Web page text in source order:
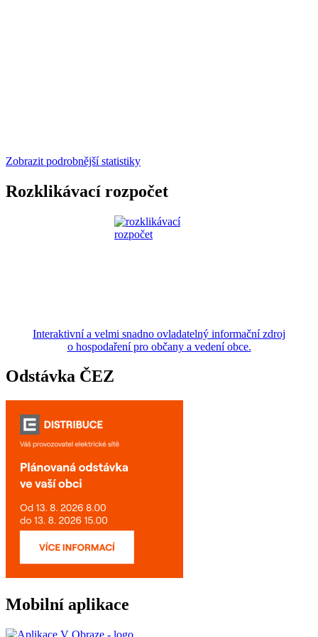
Zobrazit podrobnější statistiky
Rozklikávací rozpočet
Interaktivní a velmi snadno ovladatelný informační zdroj
o hospodaření pro občany a vedení obce.
Odstávka ČEZ
Mobilní aplikace